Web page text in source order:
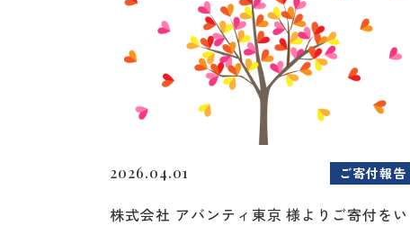
2026.04.01 ご寄付報告
株式会社 アバンティ東京 様よりご寄付をい